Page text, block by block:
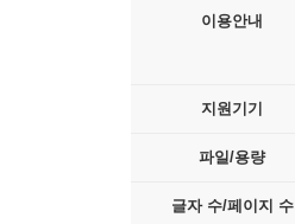
이용안내
지원기기
파일/용량
글자 수/페이지 수